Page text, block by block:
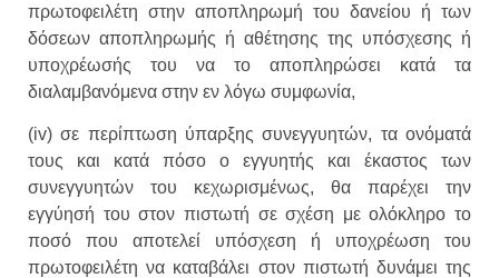
πρωτοφειλέτη στην αποπληρωμή του δανείου ή των
δόσεων αποπληρωμής ή αθέτησης της υπόσχεσης ή
υποχρέωσής του να το αποπληρώσει κατά τα
διαλαμβανόμενα στην εν λόγω συμφωνία,
(iv) σε περίπτωση ύπαρξης συνεγγυητών, τα ονόματά
τους και κατά πόσο ο εγγυητής και έκαστος των
συνεγγυητών του κεχωρισμένως, θα παρέχει την
εγγύησή του στον πιστωτή σε σχέση με ολόκληρο το
ποσό που αποτελεί υπόσχεση ή υποχρέωση του
πρωτοφειλέτη να καταβάλει στον πιστωτή δυνάμει της